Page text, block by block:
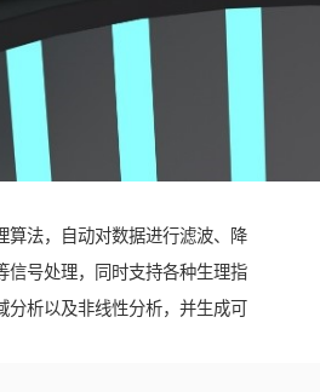
算法，自动对数据进行滤波、降
信号处理，同时支持各种生理指
分析以及非线性分析，并生成可